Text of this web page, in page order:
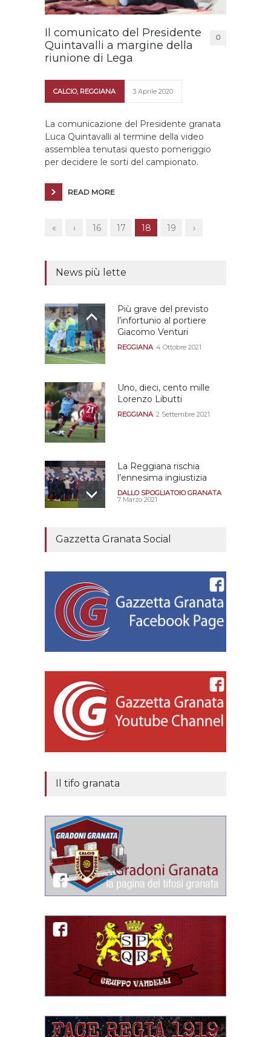
Il comunicato del Presidente
Quintavalli a margine della
riunione di Lega
0
CALCIO, REGGIANA 3 Aprile 2020
La comunicazione del Presidente granata
Luca Quintavalli al termine della video
assemblea tenutasi questo pomeriggio
per decidere le sorti del campionato.
READ MORE
« ‹ 16 17 18 19 ›
News più lette
Più grave del previsto
l’infortunio al portiere
Giacomo Venturi
REGGIANA 4 Ottobre 2021
Uno, dieci, cento mille
Lorenzo Libutti
REGGIANA 2 Settembre 2021
La Reggiana rischia
l’ennesima ingiustizia
DALLO SPOGLIATOIO GRANATA
7 Marzo 2021
l’allenatore della
Gazzetta Granata Social
Il tifo granata